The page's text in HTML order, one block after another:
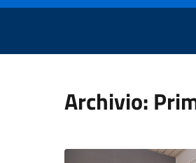
Archivio: